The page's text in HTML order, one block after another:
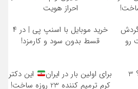
احراز هویت
گردش
رو
خرید موبایل با اسنپ پی | در ۴
قسط بدون سود و کارمزد!
جای زخم و بخیه داری؟؟ 3
برای اولین بار در ایران
این دکتر
کرم ترمیم کننده 23 روزه ساخت!